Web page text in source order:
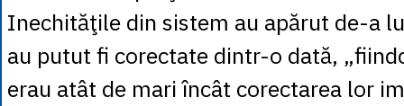
Inechităţile din sistem au apărut de-a
au putut fi corectate dintr-o dată,
erau atât de mari încât corectarea lor